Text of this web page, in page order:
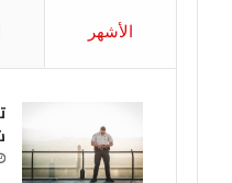
الأشهر